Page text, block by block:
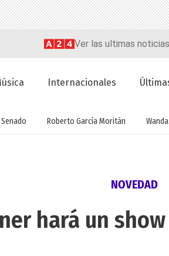
Ver las ultimas
Internacionales
Senado Roberto García Moritán
NOVEDAD
hará un